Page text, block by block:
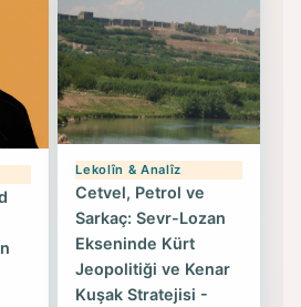
Lekolîn & Analîz
Cetvel, Petrol ve
Sarkaç: Sevr-Lozan
Ekseninde Kürt
Jeopolitiği ve Kenar
Kuşak Stratejisi -